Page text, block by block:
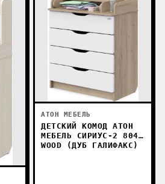
АТОН МЕБЕЛЬ
ДЕТСКИЙ КОМОД АТОН
МЕБЕЛЬ СИРИУС-2 804
WOOD (ДУБ ГАЛИФАКС)